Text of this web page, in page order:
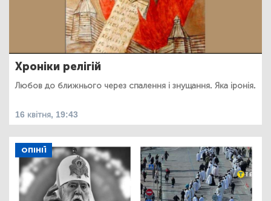
Хроніки релігій
Любов до ближнього через спалення і знущання. Яка іронія.
16 квітня, 19:43
ОПІНІЇ